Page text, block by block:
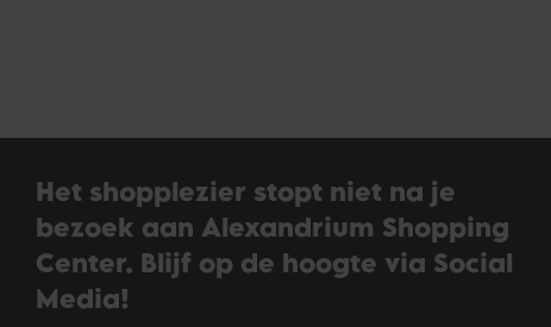
Het shopplezier stopt niet na je
bezoek aan Alexandrium Shopping
Center. Blijf op de hoogte via Social
Media!